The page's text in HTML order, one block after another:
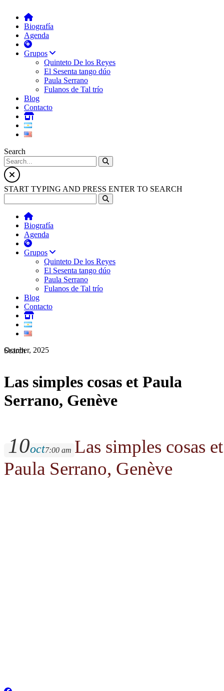
Biografía
Agenda
Grupos
Quinteto De los Reyes
El Sesenta tango dúo
Paula Serrano
Fulanos de Tal trío
Blog
Contacto
Search
START TYPING AND PRESS ENTER TO SEARCH
Biografía
Agenda
Grupos
Quinteto De los Reyes
El Sesenta tango dúo
Paula Serrano
Fulanos de Tal trío
Blog
Contacto
Search
October, 2025
Las simples cosas et Paula
Serrano, Genève
10oct7:00 am Las simples cosas et
Paula Serrano, Genève